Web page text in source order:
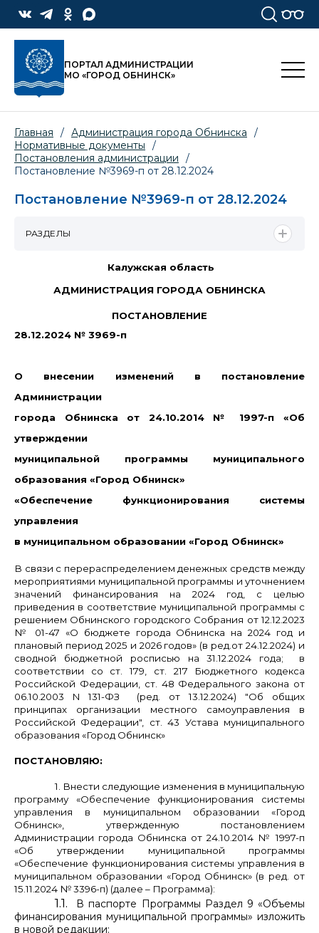
ПОРТАЛ АДМИНИСТРАЦИИ
МО «ГОРОД ОБНИНСК»
Главная / Администрация города Обнинска
/
Нормативные документы
/
Постановления администрации
/
Постановление №3969-п от 28.12.2024
Постановление №3969-п от 28.12.2024
Калужская область
АДМИНИСТРАЦИЯ ГОРОДА ОБНИНСКА
ПОСТАНОВЛЕНИЕ
28.12.2024 № 3969-п
О внесении изменений в постановление
Администрации
города Обнинска от 24.10.2014 № 1997-п «Об
утверждении
муниципальной программы муниципального
образования «Город Обнинск»
«Обеспечение функционирования системы
управления
в муниципальном образовании «Город Обнинск»
В связи с перераспределением денежных средств между
мероприятиями муниципальной программы и уточнением
значений финансирования на 2024 год, с целью
приведения в соответствие муниципальной программы с
решением Обнинского городского Собрания от 12.12.2023
№ 01-47 «О бюджете города Обнинска на 2024 год и
плановый период 2025 и 2026 годов» (в ред.от 24.12.2024) и
сводной бюджетной росписью на 31.12.2024 года;
в
соответствии со ст. 179, ст. 217 Бюджетного кодекса
Российской Федерации, ст. 48 Федерального закона от
06.10.2003 N 131-ФЗ (ред. от 13.12.2024) "Об общих
принципах организации местного самоуправления в
Российской Федерации", ст. 43 Устава муниципального
образования «Город Обнинск»
ПОСТАНОВЛЯЮ:
1. Внести следующие изменения в муниципальную
программу «Обеспечение функционирования системы
управления в муниципальном образовании «Город
Обнинск», утвержденную постановлением
Администрации города Обнинска от 24.10.2014 № 1997-п
«Об утверждении муниципальной программы
«Обеспечение функционирования системы управления в
муниципальном образовании «Город Обнинск» (в ред. от
15.11.2024 № 3396-п) (далее – Программа):
1.1.
В паспорте Программы Раздел 9 «Объемы
финансирования муниципальной программы» изложить
в новой редакции:
РАЗДЕЛЫ